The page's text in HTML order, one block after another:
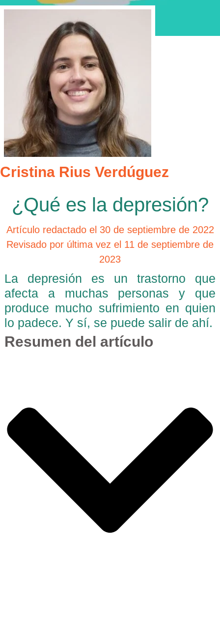
Cristina Rius Verdúguez
¿Qué es la depresión?
Artículo redactado el 30 de septiembre de 2022
Revisado por última vez el 11 de septiembre de
2023
La depresión es un trastorno que
afecta a muchas personas y que
produce mucho sufrimiento en quien
lo padece. Y sí, se puede salir de ahí.
Resumen del artículo